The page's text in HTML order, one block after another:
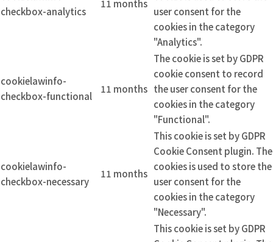
checkbox-analytics
11 months
user consent for the
cookies in the category
"Analytics".
cookielawinfo-
checkbox-functional
11 months
The cookie is set by GDPR
cookie consent to record
the user consent for the
cookies in the category
"Functional".
cookielawinfo-
checkbox-necessary
11 months
This cookie is set by GDPR
Cookie Consent plugin. The
cookies is used to store the
user consent for the
cookies in the category
"Necessary".
This cookie is set by GDPR